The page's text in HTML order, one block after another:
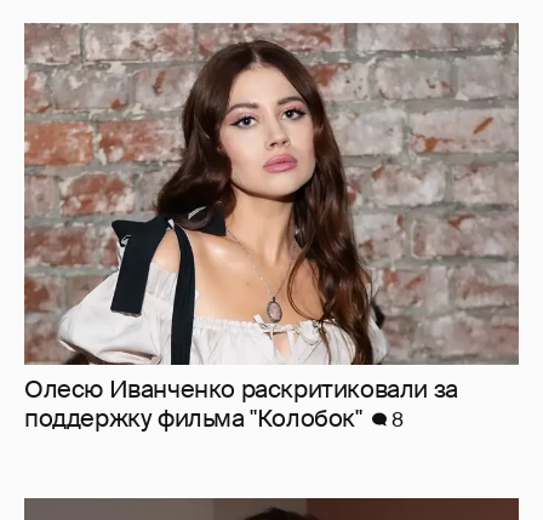
Олесю Иванченко раскритиковали за
поддержку фильма "Колобок"
8